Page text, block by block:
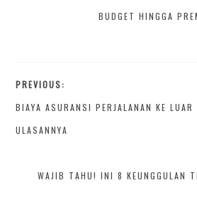
BUDGET HINGGA
PREVIOUS:
BIAYA ASURANSI PERJALANAN KE
ULASANNYA
WAJIB TAHU! INI 8 KEUNGGULAN